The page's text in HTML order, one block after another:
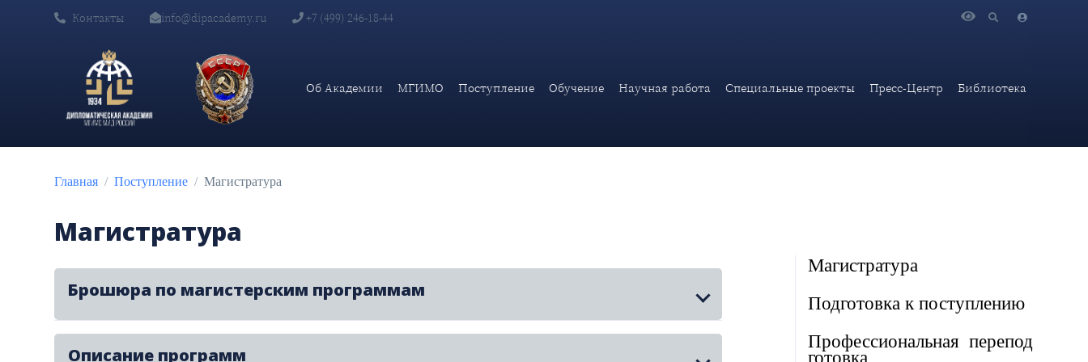
Контакты info@dipacademy.ru +7 (499) 246-18-44
Об Академии МГИМО Поступление Обучение Научная работа Специальные проекты Пресс-Центр Библиотека
Главная Поступление Магистратура
Магистратура
⠀Брошюра по магистерским программам
Описание программ
Магистратура
Подготовка к поступлению
Профессиональная ㅤ ㅤㅤперепод
готовка